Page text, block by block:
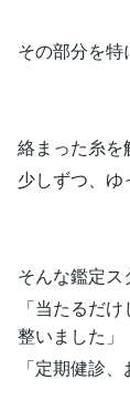
その部分を特
絡まった糸を
少しずつ、ゆ
そんな鑑定
「当たるだ
整いました」
「定期健診